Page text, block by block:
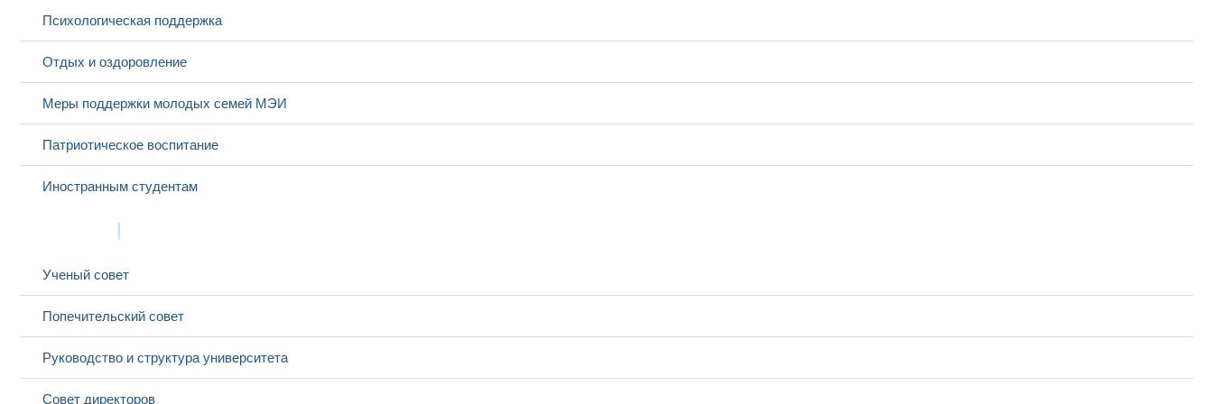
Психологическая поддержка
Отдых и оздоровление
Меры поддержки молодых семей МЭИ
Патриотическое воспитание
Иностранным студентам
Ученый совет
Попечительский совет
Руководство и структура университета
Совет директоров